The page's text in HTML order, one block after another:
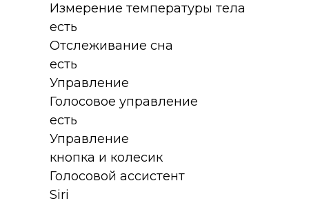
Измерение температуры тела
есть
Отслеживание сна
есть
Управление
Голосовое управление
есть
Управление
кнопка и колесик
Голосовой ассистент
Siri